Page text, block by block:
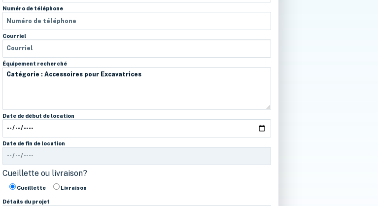
Numéro de téléphone
Courriel
Équipement recherché
Date de début de location
Date de fin de location
Cueillette ou livraison?
Cueillette Livraison
Détails du projet